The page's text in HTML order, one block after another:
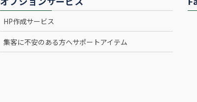
HP作成サービス
集客に不安のある方へサポートアイテム